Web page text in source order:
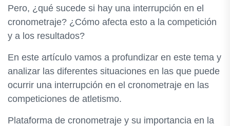
Pero, ¿qué sucede si hay una interrupción en el
cronometraje? ¿Cómo afecta esto a la competición
y a los resultados?
En este artículo vamos a profundizar en este tema y
analizar las diferentes situaciones en las que puede
ocurrir una interrupción en el cronometraje en las
competiciones de atletismo.
Plataforma de cronometraje y su importancia en la